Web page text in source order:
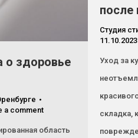
о здоровье
a comment
область
после
Студия
11.10.2023
Уход за
складка,